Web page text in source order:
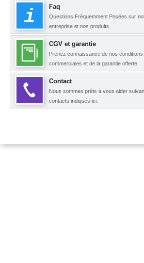
Faq
Questions Fréquemment Posées sur
entreprise et nos produits.
CGV et garantie
Prenez connaissance de nos conditions
commerciales et de la garantie offerte.
Contact
Nous sommes prêts à vous aider
contacts indiqués ici.